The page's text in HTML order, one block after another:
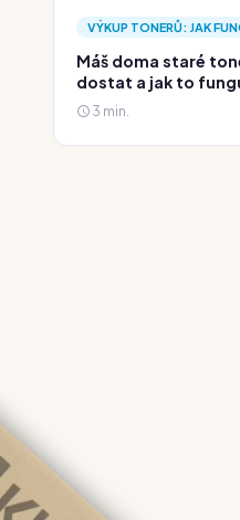
VÝKUP TONERŮ: JAK
Máš doma staré
dostat a jak to
3 min.